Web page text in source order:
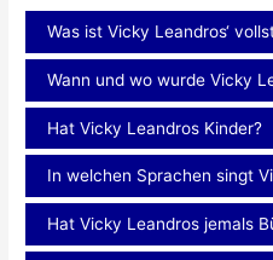
Was ist Vicky Leandros‘
Wann und wo wurde Vicky
Hat Vicky Leandros Kinder?
In welchen Sprachen singt
Hat Vicky Leandros jemals